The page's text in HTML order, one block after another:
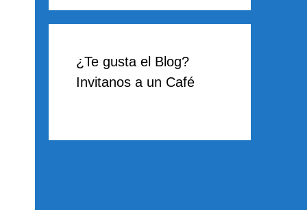
¿Te gusta el Blog?
Invitanos a un Café